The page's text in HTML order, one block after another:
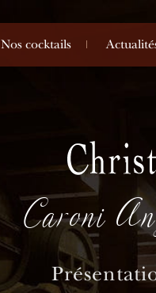
Nos cocktails
Caroni